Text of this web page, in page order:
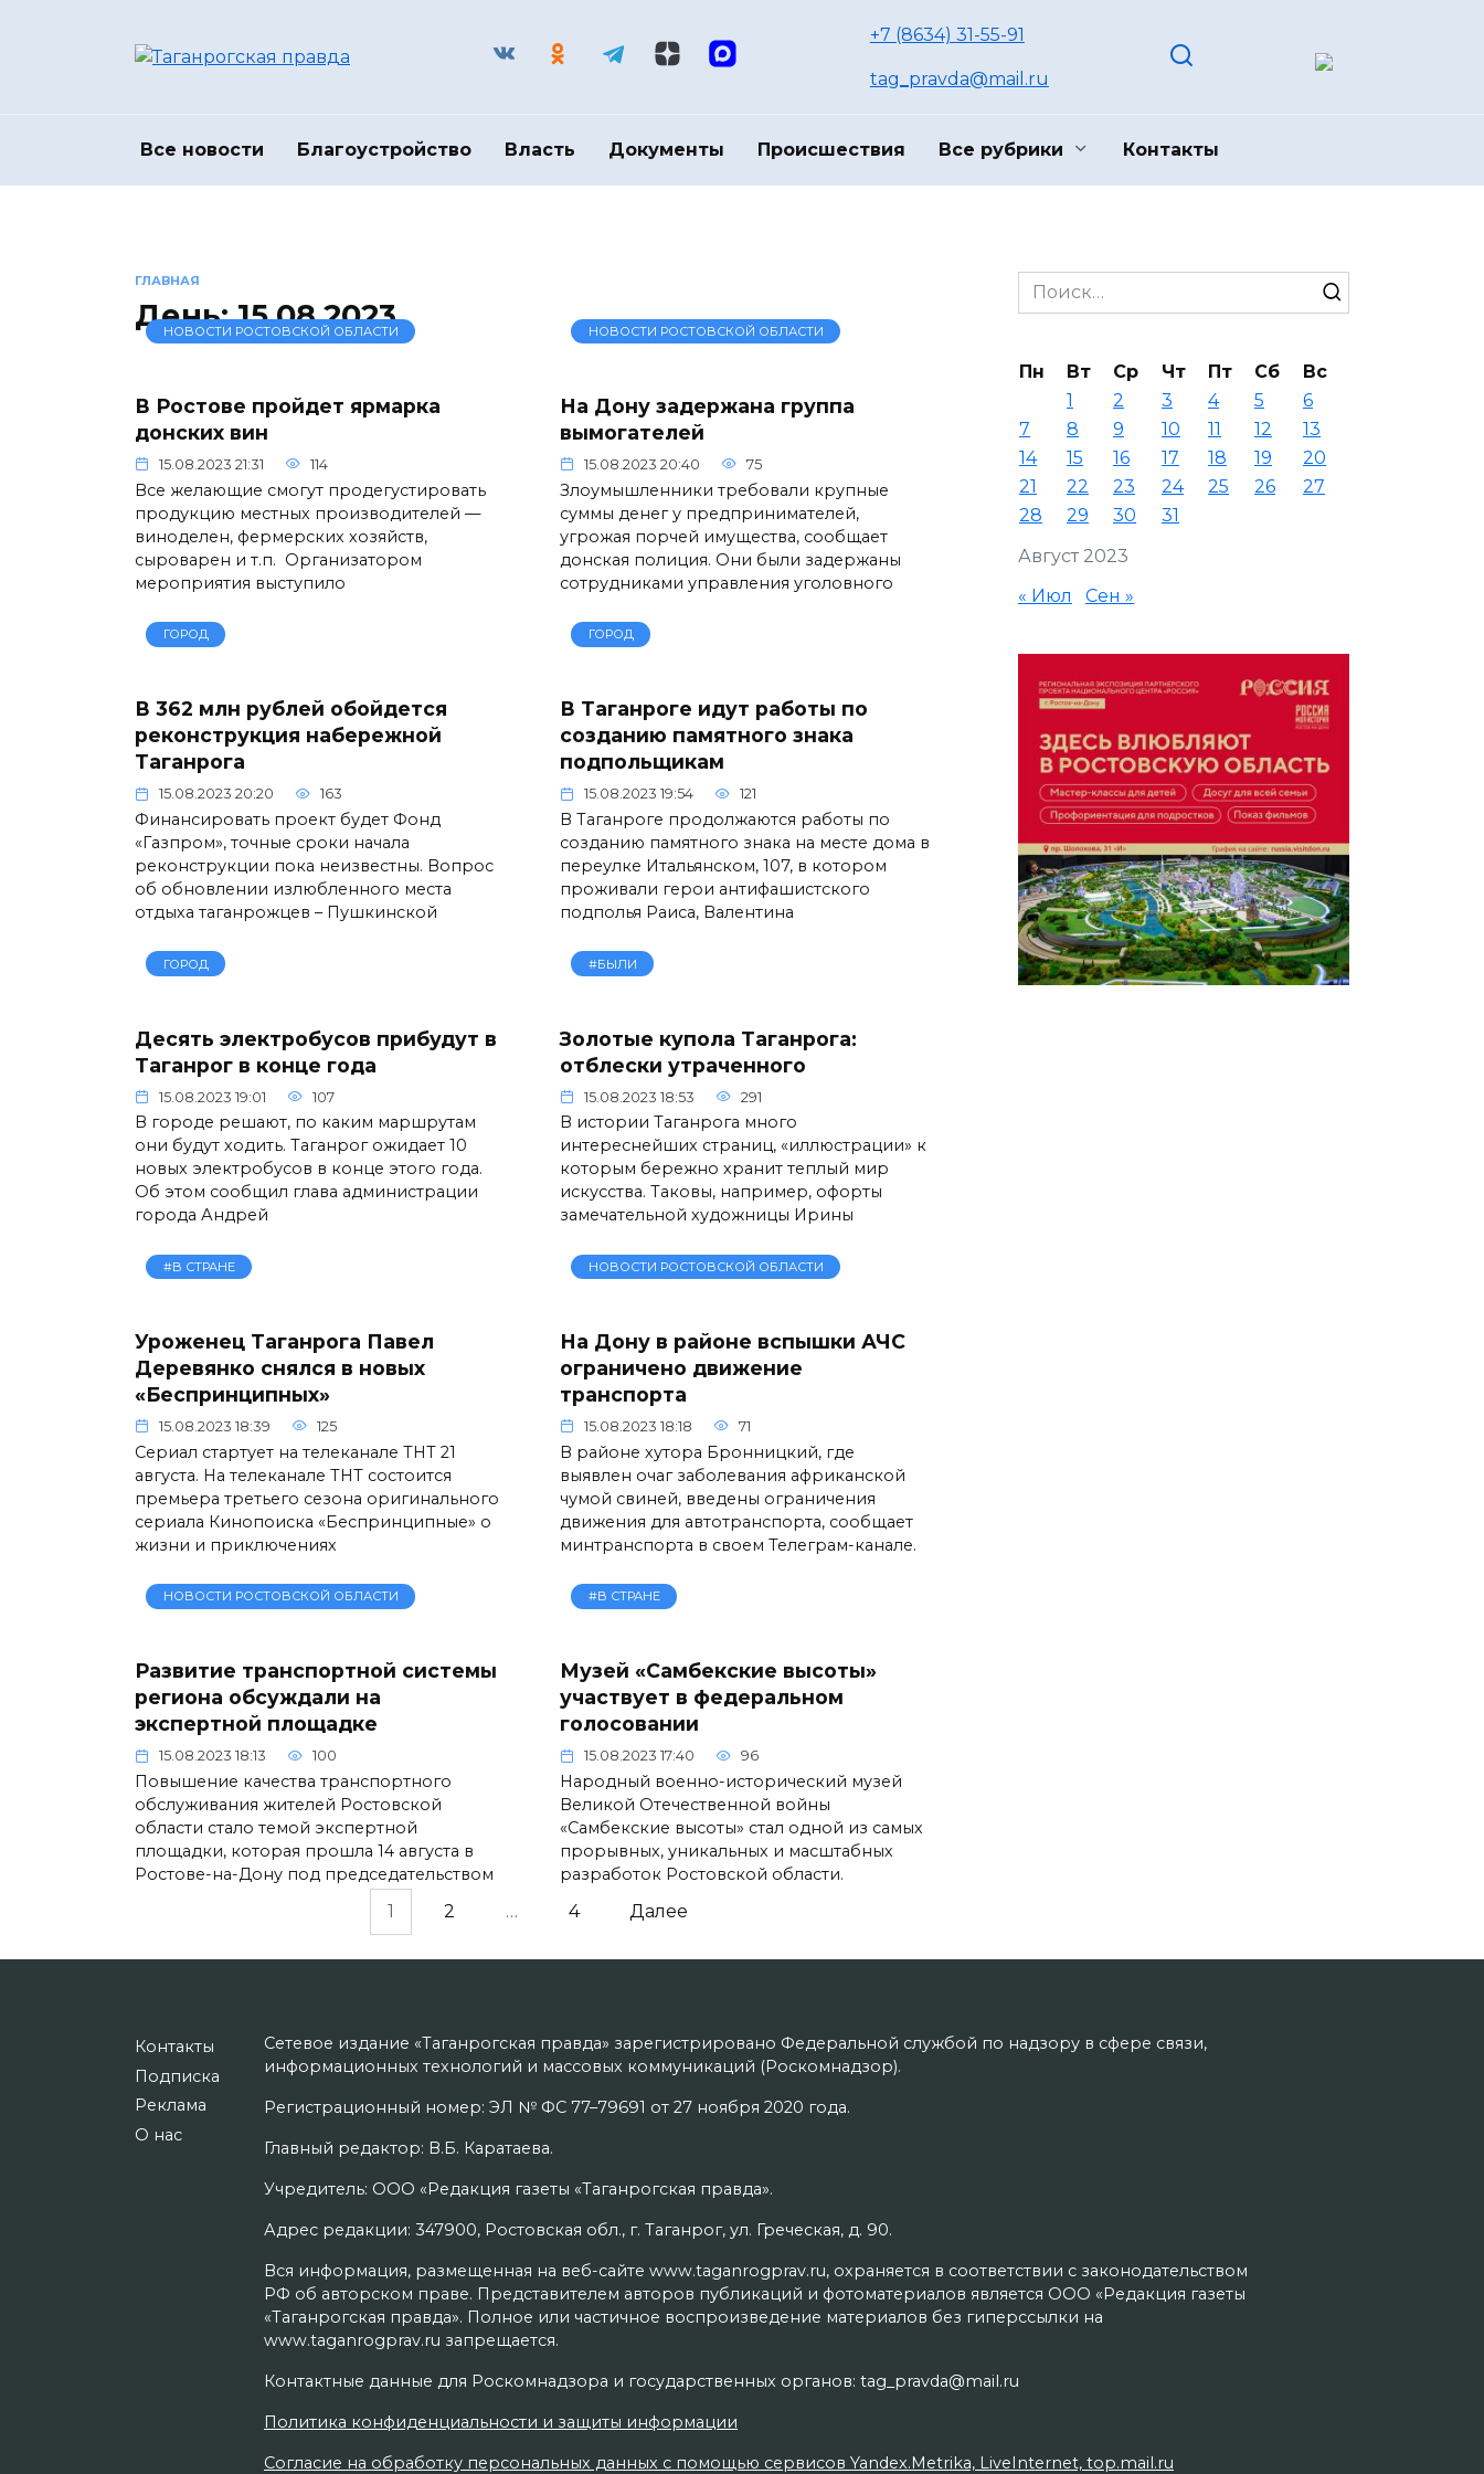
+7 (8634) 31-55-91
tag_pravda@mail.ru
Все новости Благоустройство Власть Документы Происшествия Все рубрики Контакты
ГЛАВНАЯ
День:15.08.2023
НОВОСТИ РОСТОВСКОЙ ОБЛАСТИ
В Ростове пройдет ярмарка
донских вин
15.08.2023 21:31 114
Все желающие смогут продегустировать
продукцию местных производителей —
виноделен, фермерских хозяйств,
сыроварен и т.п. Организатором
мероприятия выступило
НОВОСТИ РОСТОВСКОЙ ОБЛАСТИ
На Дону задержана группа
вымогателей
15.08.2023 20:40 75
Злоумышленники требовали крупные
суммы денег у предпринимателей,
угрожая порчей имущества, сообщает
донская полиция. Они были задержаны
сотрудниками управления уголовного
ГОРОД
В 362 млн рублей обойдется
реконструкция набережной
Таганрога
15.08.2023 20:20 163
Финансировать проект будет Фонд
«Газпром», точные сроки начала
реконструкции пока неизвестны. Вопрос
об обновлении излюбленного места
отдыха таганрожцев – Пушкинской
ГОРОД
В Таганроге идут работы по
созданию памятного знака
подпольщикам
15.08.2023 19:54 121
В Таганроге продолжаются работы по
созданию памятного знака на месте дома в
переулке Итальянском, 107, в котором
проживали герои антифашистского
подполья Раиса, Валентина
ГОРОД
Десять электробусов прибудут в
Таганрог в конце года
15.08.2023 19:01 107
В городе решают, по каким маршрутам
они будут ходить. Таганрог ожидает 10
новых электробусов в конце этого года.
Об этом сообщил глава администрации
города Андрей
#БЫЛИ
Золотые купола Таганрога:
отблески утраченного
15.08.2023 18:53 291
В истории Таганрога много
интереснейших страниц, «иллюстрации» к
которым бережно хранит теплый мир
искусства. Таковы, например, офорты
замечательной художницы Ирины
#В СТРАНЕ
Уроженец Таганрога Павел
Деревянко снялся в новых
«Беспринципных»
15.08.2023 18:39 125
Сериал стартует на телеканале ТНТ 21
августа. На телеканале ТНТ состоится
премьера третьего сезона оригинального
сериала Кинопоиска «Беспринципные» о
жизни и приключениях
НОВОСТИ РОСТОВСКОЙ ОБЛАСТИ
На Дону в районе вспышки АЧС
ограничено движение
транспорта
15.08.2023 18:18 71
В районе хутора Бронницкий, где
выявлен очаг заболевания африканской
чумой свиней, введены ограничения
движения для автотранспорта, сообщает
минтранспорта в своем Телеграм-канале.
НОВОСТИ РОСТОВСКОЙ ОБЛАСТИ
Развитие транспортной системы
региона обсуждали на
экспертной площадке
15.08.2023 18:13 100
Повышение качества транспортного
обслуживания жителей Ростовской
области стало темой экспертной
площадки, которая прошла 14 августа в
Ростове-на-Дону под председательством
#В СТРАНЕ
Музей «Самбекские высоты»
участвует в федеральном
голосовании
15.08.2023 17:40 96
Народный военно-исторический музей
Великой Отечественной войны
«Самбекские высоты» стал одной из самых
прорывных, уникальных и масштабных
разработок Ростовской области.
1 2 … 4 Далее
Search
for:
Август 2023
Пн Вт Ср Чт Пт Сб
Вс
1
2 3 4 5
6
7
8 9 10 11 12
13
14
15 16 17 18 19
20
21
22 23 24 25 26
27
28
29 30 31
« Июл Сен »
Контакты
Подписка
Реклама
О нас
Сетевое издание «Таганрогская правда» зарегистрировано Федеральной службой по надзору в сфере связи,
информационных технологий и массовых коммуникаций (Роскомнадзор).
Регистрационный номер: ЭЛ № ФС 77–79691 от 27 ноября 2020 года.
Главный редактор: В.Б. Каратаева.
Учредитель: ООО «Редакция газеты «Таганрогская правда».
Адрес редакции: 347900, Ростовская обл., г. Таганрог, ул. Греческая, д. 90.
Вся информация, размещенная на веб-сайте www.taganrogprav.ru, охраняется в соответствии с законодательством
РФ об авторском праве. Представителем авторов публикаций и фотоматериалов является ООО «Редакция газеты
«Таганрогская правда». Полное или частичное воспроизведение материалов без гиперссылки на
www.taganrogprav.ru запрещается.
Контактные данные для Роскомнадзора и государственных органов: tag_pravda@mail.ru
Политика конфиденциальности и защиты информации
Согласие на обработку персональных данных с помощью сервисов Yandex.Metrika, LiveInternet, top.mail.ru